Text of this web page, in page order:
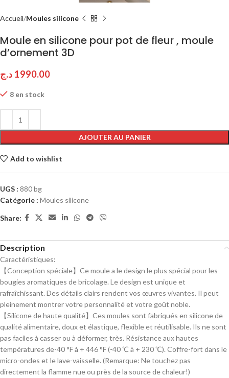
Accueil Moules silicone
Moule en silicone pour pot de fleur , moule
d’ornement 3D
1990.00 د.ج
8 en stock
AJOUTER AU PANIER
Add to wishlist
UGS : 880 bg
Catégorie : Moules silicone
Share:
Description
Caractéristiques:
【Conception spéciale】Ce moule a le design le plus spécial pour les
bougies aromatiques de bricolage. Le design est unique et
rafraîchissant. Des détails clairs rendent vos œuvres vivantes. Il peut
pleinement montrer votre personnalité et votre goût noble.
【Silicone de haute qualité】Ces moules sont fabriqués en silicone de
qualité alimentaire, doux et élastique, flexible et réutilisable. Ils ne sont
pas faciles à casser ou à déformer, très. Résistance aux hautes
températures de-40 °F à + 446 °F (-40 ℃ à + 230 ℃). Coffre-fort dans le
micro-ondes et le lave-vaisselle. (Remarque: Ne touchez pas
directement la flamme nue ou près de la source de chaleur!)